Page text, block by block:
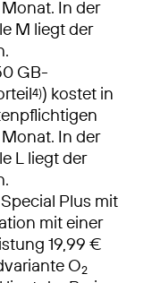
In der
M liegt der
GB-
4)) kostet in
In der
L liegt der
Plus mit
mit einer
19,99 €
O2